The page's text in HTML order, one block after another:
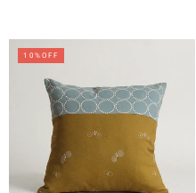
10%OFF